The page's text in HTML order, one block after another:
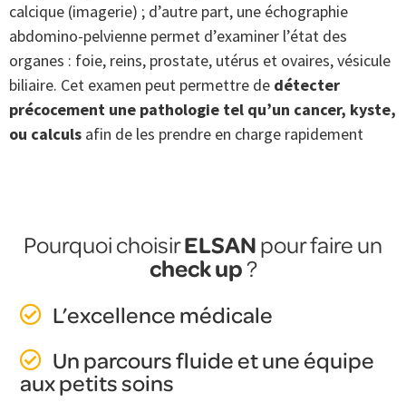
calcique (imagerie) ; d’autre part, une échographie
abdomino-pelvienne permet d’examiner l’état des
organes : foie, reins, prostate, utérus et ovaires, vésicule
biliaire. Cet examen peut permettre de détecter
précocement une pathologie tel qu’un cancer, kyste,
ou calculs afin de les prendre en charge rapidement
Pourquoi choisirELSANpour faire un
check up?
L’excellence médicale
Un parcours fluide et une équipe
aux petits soins